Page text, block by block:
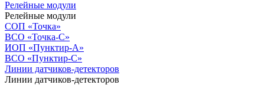
Релейные модули
Релейные модули
СОП «Точка»
ВСО «Точка-С»
ИОП «Пунктир-А»
ВСО «Пунктир-С»
Линии датчиков-детекторов
Линии датчиков-детекторов